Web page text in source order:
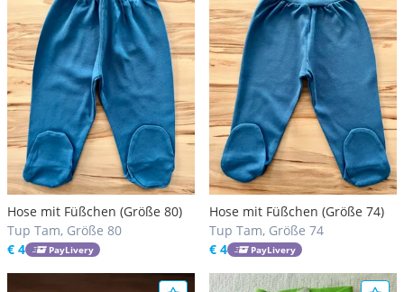
Hose mit Füßchen (Größe 80)
Tup Tam, Größe 80
€ 4
PayLivery
Hose mit Füßchen (Größe 74)
Tup Tam, Größe 74
€ 4
PayLivery